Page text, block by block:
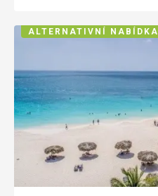
ALTERNATIVNÍ NABÍDKA